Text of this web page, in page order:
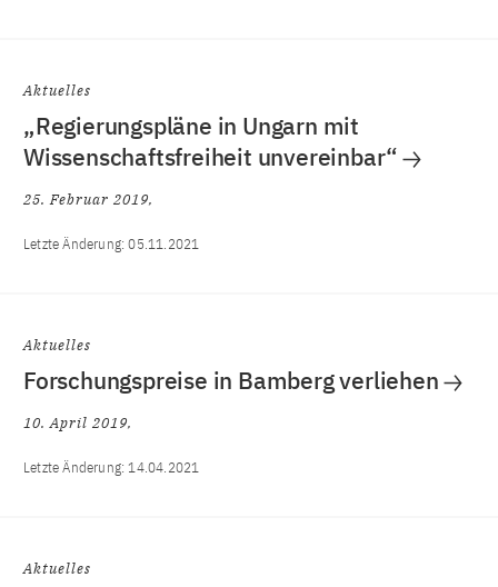
Aktuelles
„Regierungspläne in Ungarn mit
Wissenschaftsfreiheit unvereinbar“
25. Februar 2019
Letzte Änderung:05.11.2021
Aktuelles
Forschungspreise in Bamberg verliehen
10. April 2019
Letzte Änderung:14.04.2021
Aktuelles